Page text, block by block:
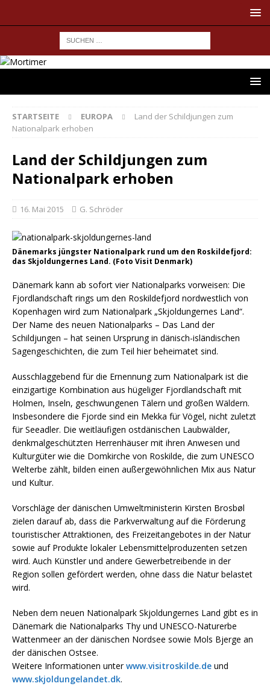
STARTSEITE EUROPA
Land der Schildjungen zum
Nationalpark erhoben
Land der Schildjungen zum
Nationalpark erhoben
16. Mai 2015 G. Schröder
Dänemarks jüngster Nationalpark rund um den Roskildefjord:
das Skjoldungernes Land. (Foto Visit Denmark)
Dänemark kann ab sofort vier Nationalparks vorweisen: Die
Fjordlandschaft rings um den Roskildefjord nordwestlich von
Kopenhagen wird zum Nationalpark „Skjoldungernes Land“.
Der Name des neuen Nationalparks – Das Land der
Schildjungen – hat seinen Ursprung in dänisch-isländischen
Sagengeschichten, die zum Teil hier beheimatet sind.
Ausschlaggebend für die Ernennung zum Nationalpark ist die
einzigartige Kombination aus hügeliger Fjordlandschaft mit
Holmen, Inseln, geschwungenen Tälern und großen Wäldern.
Insbesondere die Fjorde sind ein Mekka für Vögel, nicht zuletzt
für Seeadler. Die weitläufigen ostdänischen Laubwälder,
denkmalgeschützten Herrenhäuser mit ihren Anwesen und
Kulturgüter wie die Domkirche von Roskilde, die zum UNESCO
Welterbe zählt, bilden einen außergewöhnlichen Mix aus Natur
und Kultur.
Vorschläge der dänischen Umweltministerin Kirsten Brosbøl
zielen darauf ab, dass die Parkverwaltung auf die Förderung
touristischer Attraktionen, des Freizeitangebotes in der Natur
sowie auf Produkte lokaler Lebensmittelproduzenten setzen
wird. Auch Künstler und andere Gewerbetreibende in der
Region sollen gefördert werden, ohne dass die Natur belastet
wird.
Neben dem neuen Nationalpark Skjoldungernes Land gibt es in
Dänemark die Nationalparks Thy und UNESCO-Naturerbe
Wattenmeer an der dänischen Nordsee sowie Mols Bjerge an
der dänischen Ostsee.
Weitere Informationen unterwww.visitroskilde.de und
www.skjoldungelandet.dk.